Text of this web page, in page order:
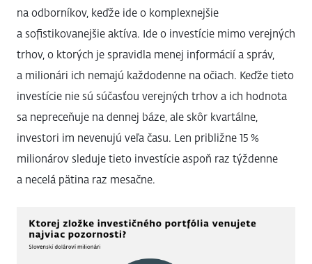
na odborníkov, keďže ide o komplexnejšie
a sofistikovanejšie aktíva. Ide o investície mimo verejných
trhov, o ktorých je spravidla menej informácií a správ,
a milionári ich nemajú každodenne na očiach. Keďže tieto
investície nie sú súčasťou verejných trhov a ich hodnota
sa nepreceňuje na dennej báze, ale skôr kvartálne,
investori im nevenujú veľa času. Len približne 15 %
milionárov sleduje tieto investície aspoň raz týždenne
a necelá pätina raz mesačne.